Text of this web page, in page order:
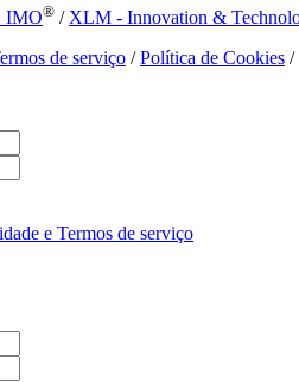
IMO® / XLM - Innovation &
de serviço /Política de Cookies /
e Termos de serviço